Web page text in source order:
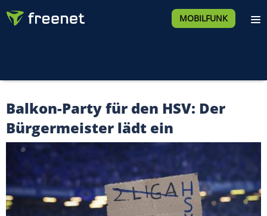
MOBILFUNK
Balkon-Party für den HSV: Der
Bürgermeister lädt ein